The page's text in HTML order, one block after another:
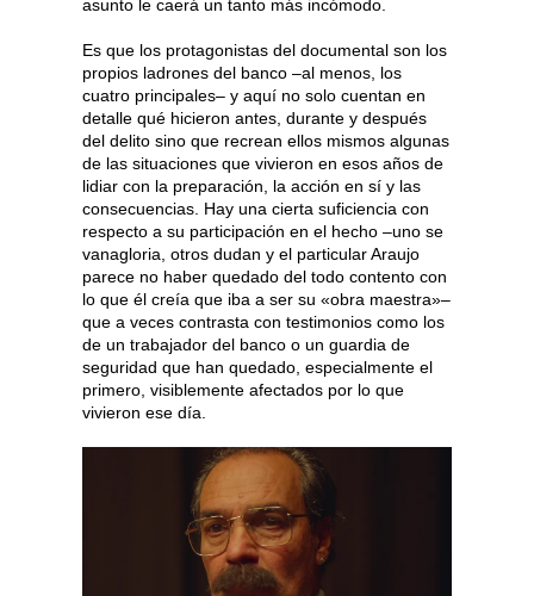
asunto le caerá un tanto más incómodo.
Es que los protagonistas del documental son los
propios ladrones del banco –al menos, los
cuatro principales– y aquí no solo cuentan en
detalle qué hicieron antes, durante y después
del delito sino que recrean ellos mismos algunas
de las situaciones que vivieron en esos años de
lidiar con la preparación, la acción en sí y las
consecuencias. Hay una cierta suficiencia con
respecto a su participación en el hecho –uno se
vanagloria, otros dudan y el particular Araujo
parece no haber quedado del todo contento con
lo que él creía que iba a ser su «obra maestra»–
que a veces contrasta con testimonios como los
de un trabajador del banco o un guardia de
seguridad que han quedado, especialmente el
primero, visiblemente afectados por lo que
vivieron ese día.